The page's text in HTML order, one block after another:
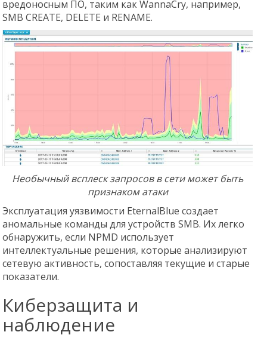
вредоносным ПО, таким как WannaCry, например,
SMB CREATE, DELETE и RENAME.
Необычный всплеск запросов в сети может быть
признаком атаки
Эксплуатация уязвимости EternalBlue создает
аномальные команды для устройств SMB. Их легко
обнаружить, если NPMD использует
интеллектуальные решения, которые анализируют
сетевую активность, сопоставляя текущие и старые
показатели.
Киберзащита и
наблюдение